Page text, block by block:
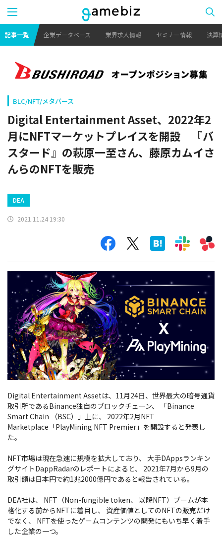
記事一覧 企業データベース 業界求人情報 セミナー情報 決算
BLC/NFT/メタバース
Digital Entertainment Asset、2022年2
月にNFTマーケットプレイスを開設 『バ
スタード』の萩原一至さん、藤原カムイさ
んらのNFTを販売
DEA
2021.11.24 19:30
Digital Entertainment Assetは、11月24日、世界最大の暗号通貨
取引所であるBinance独自のブロックチェーン、 「Binance
Smart Chain （BSC）」上に、 2022年2月NFT
Marketplace「PlayMining NFT Premier」を開設すると発表し
た。
NFT市場は現在急速に規模を拡大しており、 大手DAppsランキン
グサイトDappRadarのレポートによると、 2021年7月から9月の
取引額は日本円で約1兆2000億円であると報告されている。
DEA社は、 NFT（Non-fungible token、 以降NFT）ブームが本
格化する前からNFTに着目し、 資産価値としてのNFTの販売だけ
でなく、 NFTを使ったゲームコンテンツの開発にもいち早く着手
した企業の一つ。